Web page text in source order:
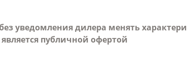
уведомления дилера менять
публичной офертой